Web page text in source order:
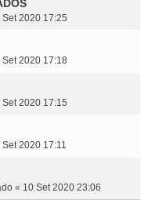
Set 2020 17:25
Set 2020 17:18
Set 2020 17:15
Set 2020 17:11
« 10 Set 2020 23:06